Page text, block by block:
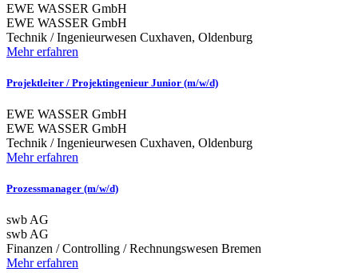
EWE WASSER GmbH
EWE WASSER GmbH
Technik / Ingenieurwesen Cuxhaven, Oldenburg
Mehr erfahren
Projektleiter / Projektingenieur Junior (m/w/d)
EWE WASSER GmbH
EWE WASSER GmbH
Technik / Ingenieurwesen Cuxhaven, Oldenburg
Mehr erfahren
Prozessmanager (m/w/d)
swb AG
swb AG
Finanzen / Controlling / Rechnungswesen Bremen
Mehr erfahren